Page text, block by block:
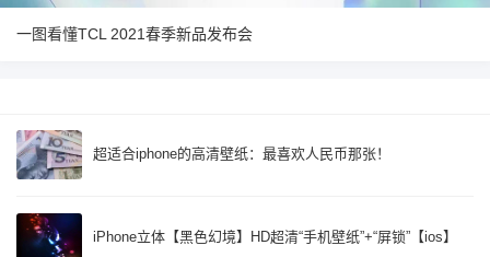
一图看懂TCL 2021春季新品发布会
超适合iphone的高清壁纸：最喜欢人民币那张！
iPhone立体【黑色幻境】HD超清“手机壁纸”+“屏锁”【ios】